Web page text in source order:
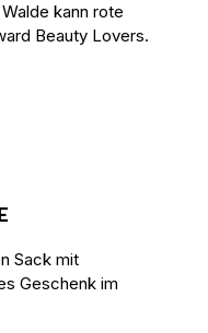
kann rote
Beauty Lovers.
Sack mit
Geschenk im